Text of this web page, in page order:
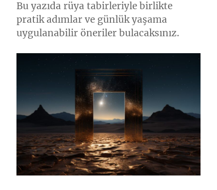
Bu yazıda rüya tabirleriyle birlikte
pratik adımlar ve günlük yaşama
uygulanabilir öneriler bulacaksınız.